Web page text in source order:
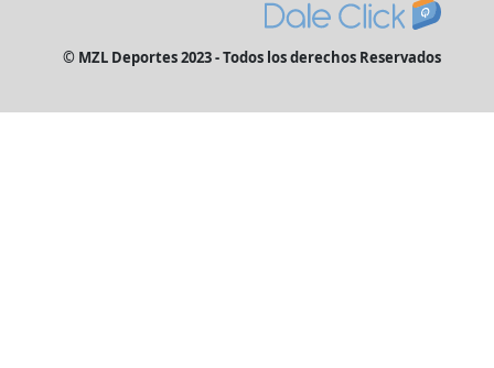
© MZL Deportes 2023 - Todos los derechos Reservados